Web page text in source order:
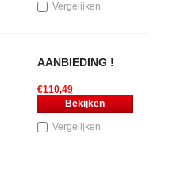
Vergelijken
AANBIEDING !
€110,49
Bekijken
Vergelijken